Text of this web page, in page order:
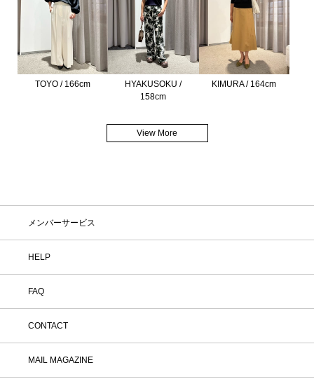
TOYO / 166cm
HYAKUSOKU /
158cm
KIMURA / 164cm
View More
メンバーサービス
HELP
FAQ
CONTACT
MAIL MAGAZINE